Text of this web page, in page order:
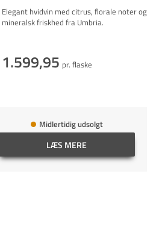
Elegant hvidvin med citrus, florale noter og
mineralsk friskhed fra Umbria.
1.599,95 pr. flaske
Midlertidig udsolgt
LÆS MERE